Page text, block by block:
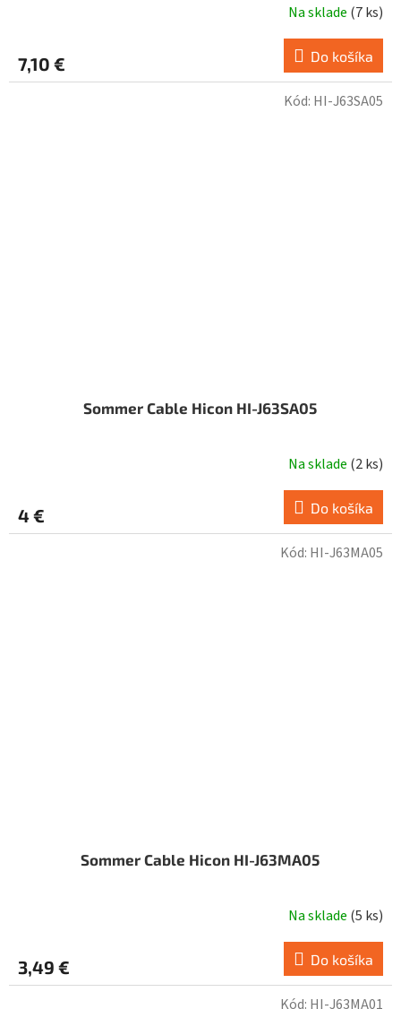
Na sklade (7 ks)
7,10 € Do košíka
Sommer Cable Hicon HI-J63SA05
Na sklade (2 ks)
4 € Do košíka
Kód: HI-J63SA05
Sommer Cable Hicon HI-J63MA05
Na sklade (5 ks)
3,49 € Do košíka
Kód: HI-J63MA05
Kód: HI-J63MA01